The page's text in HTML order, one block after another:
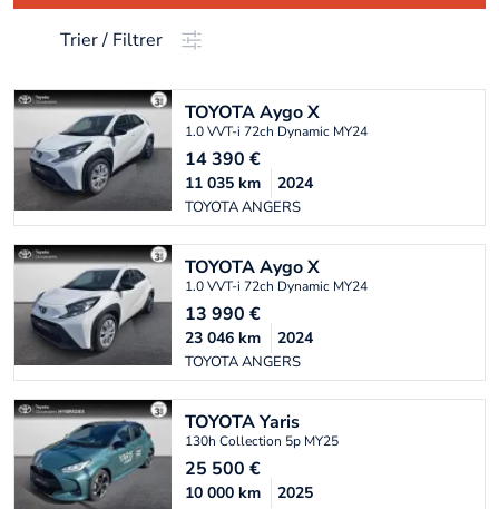
Trier / Filtrer
TOYOTAAygo X
1.0 VVT-i 72ch Dynamic MY24
14 390 €
TOYOTA ANGERS
11 035 km 2024
TOYOTAAygo X
1.0 VVT-i 72ch Dynamic MY24
13 990 €
TOYOTA ANGERS
23 046 km 2024
TOYOTAYaris
130h Collection 5p MY25
25 500 €
10 000 km 2025